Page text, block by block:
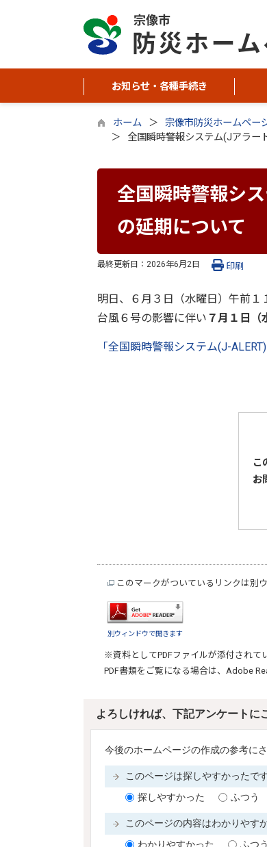
お知らせ・各種手続き
ホーム 宗像市防災ホームペー
全国瞬時警報システム(Jアラー
全国瞬時警報シ
の延期について
最終更新日： 2026年6月2日 印刷
明日、６月３日（水曜日）午前１
台風６号の影響に伴い ７月１日（
「全国瞬時警報システム(J-
こ
お
このマークがついているリンクは別
別ウィンドウで開きます
※資料としてPDFファイルが添付されて
PDF書類をご覧になる場合は、 Adobe